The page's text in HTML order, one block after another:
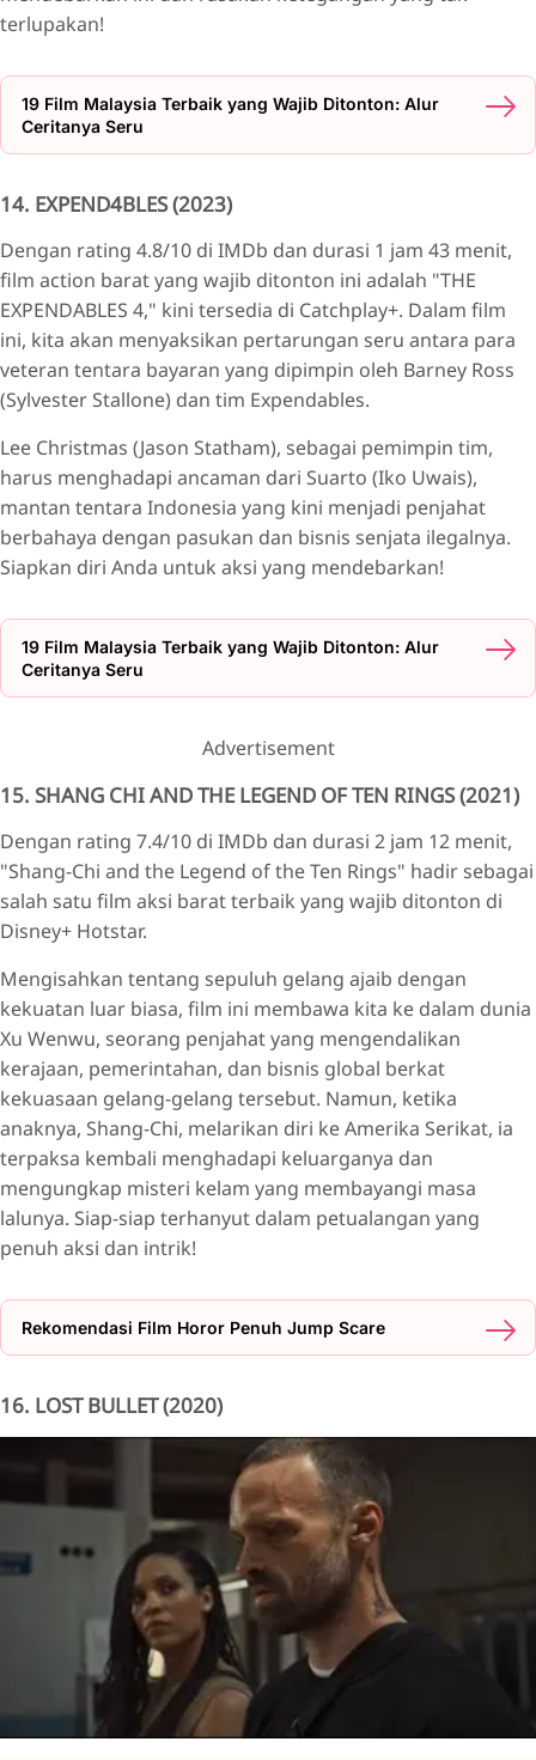
terlupakan!
19 Film Malaysia Terbaik yang Wajib Ditonton: Alur
Ceritanya Seru
14. EXPEND4BLES (2023)
Dengan rating 4.8/10 di IMDb dan durasi 1 jam 43 menit,
film action barat yang wajib ditonton ini adalah "THE
EXPENDABLES 4," kini tersedia di Catchplay+. Dalam film
ini, kita akan menyaksikan pertarungan seru antara para
veteran tentara bayaran yang dipimpin oleh Barney Ross
(Sylvester Stallone) dan tim Expendables.
Lee Christmas (Jason Statham), sebagai pemimpin tim,
harus menghadapi ancaman dari Suarto (Iko Uwais),
mantan tentara Indonesia yang kini menjadi penjahat
berbahaya dengan pasukan dan bisnis senjata ilegalnya.
Siapkan diri Anda untuk aksi yang mendebarkan!
19 Film Malaysia Terbaik yang Wajib Ditonton: Alur
Ceritanya Seru
Advertisement
15. SHANG CHI AND THE LEGEND OF TEN RINGS (2021)
Dengan rating 7.4/10 di IMDb dan durasi 2 jam 12 menit,
"Shang-Chi and the Legend of the Ten Rings" hadir sebagai
salah satu film aksi barat terbaik yang wajib ditonton di
Disney+ Hotstar.
Mengisahkan tentang sepuluh gelang ajaib dengan
kekuatan luar biasa, film ini membawa kita ke dalam dunia
Xu Wenwu, seorang penjahat yang mengendalikan
kerajaan, pemerintahan, dan bisnis global berkat
kekuasaan gelang-gelang tersebut. Namun, ketika
anaknya, Shang-Chi, melarikan diri ke Amerika Serikat, ia
terpaksa kembali menghadapi keluarganya dan
mengungkap misteri kelam yang membayangi masa
lalunya. Siap-siap terhanyut dalam petualangan yang
penuh aksi dan intrik!
Rekomendasi Film Horor Penuh Jump Scare
16. LOST BULLET (2020)